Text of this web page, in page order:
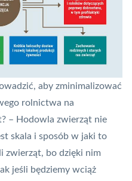
aby zminimalizować
rolnictwa na
– Hodowla zwierząt nie
skala i sposób w jaki to
zwierząt, bo dzięki nim
jeśli będziemy wciąż